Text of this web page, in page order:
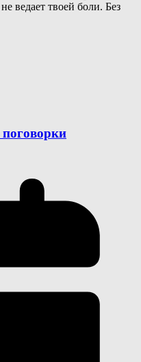
ведает твоей боли. Без